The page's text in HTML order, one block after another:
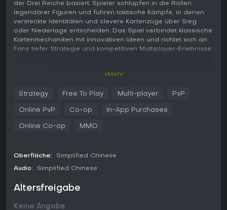
der Drei Reiche basiert. Spieler schlüpfen in die Rollen
legendärer Figuren und führen taktische Kämpfe, in denen
versteckte Identitäten und clevere Kartenzüge über Sieg
oder Niederlage entscheiden. Das Spiel verbindet klassische
Kartenmechaniken mit innovativen Ideen und richtet sich an
Fans tiefer Strategie und kompetitiven Multiplayer-Erlebnisse.
Reiche inspiriert sind. Jede Figur bringt einzigartige
Fähigkeiten mit, die den Karten-Einsatz prägen und Allianzen,
setzen auf versteckte Rollen wie Lord, Rebell, Loyalist oder
wiederholende General-Rekrutierungen für vielfältige
für entspannte Strategie.
Die taktische Tiefe entsteht durch die Kombination von
Pakte oder Überraschungsangriffe. Community-Features
+Mehr
Strategy Free To Play Multi-player PvP
Online PvP Co-op In-App Purchases
Online Co-op MMO
Oberfläche: Simplified Chinese
Audio: Simplified Chinese
Altersfreigabe
Keine Angabe